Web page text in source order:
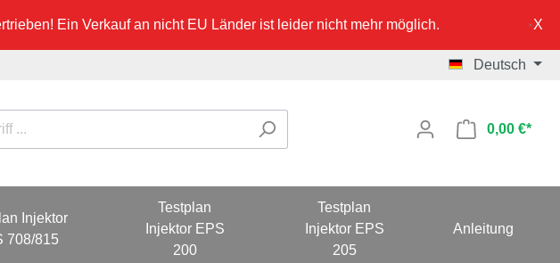
Ein Verkauf an nicht EU Länder ist leider nicht mehr möglich.
Deutsch
0,00 €*
Injektor
708/815
Testplan
Injektor EPS
200
Testplan
Injektor EPS
205
Anleitung